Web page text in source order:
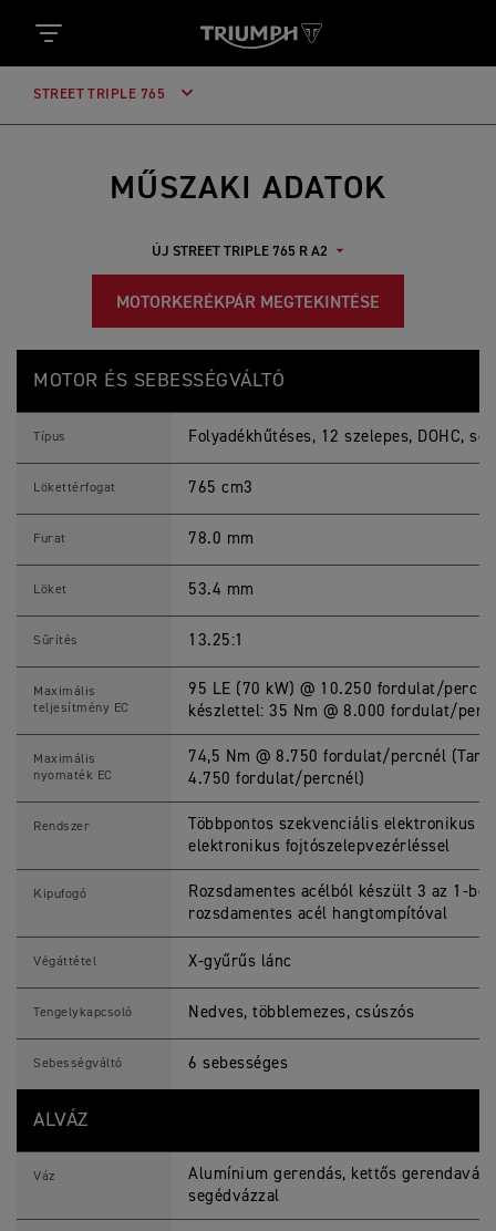
STREET TRIPLE 765
MŰSZAKI ADATOK
MOTORKERÉKPÁR MEGTEKINTÉSE
5
2
c
c
o
MOTOR ÉS SEBESSÉGVÁLTÓ
Típus Folyadékhűtéses, 12 szelepes, DOHC,
Lökettérfogat 765 cm3
Furat 78.0 mm
Löket 53.4 mm
Sűrítés 13.25:1
Maximális
teljesítmény EC
95 LE (70 kW) @ 10.250 fordulat/perc
készlettel: 35 Nm @ 8.000 fordulat/
Maximális
nyomaték EC
74,5 Nm @ 8.750 fordulat/percnél
4.750 fordulat/percnél)
Rendszer
Többpontos szekvenciális elektronikus
elektronikus fojtószelepvezérléssel
Kipufogó
Rozsdamentes acélból készült 3 az 1-
rozsdamentes acél hangtompítóval
Végáttétel X-gyűrűs lánc
Tengelykapcsoló Nedves, többlemezes, csúszós
Sebességváltó 6 sebességes
ALVÁZ
Váz
Alumínium gerendás, kettős
segédvázzal